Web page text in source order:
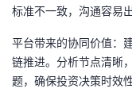
标准不一致，沟通容易
平台带来的协同价值：
链推进。分析节点清晰
题，确保投资决策时效性